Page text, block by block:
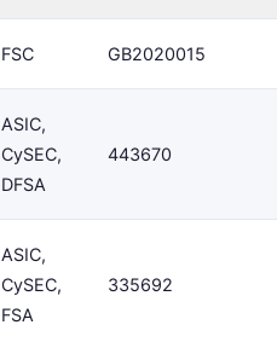
FSC GB2020015
ASIC,
CySEC,
DFSA
443670
ASIC,
CySEC,
FSA
335692